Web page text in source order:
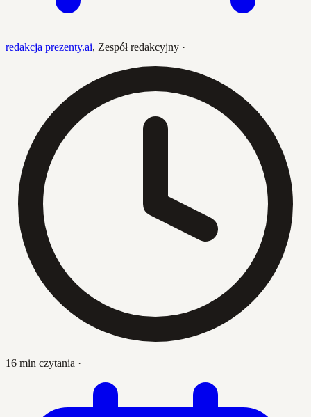
redakcja prezenty.ai, Zespół redakcyjny ·
16 min czytania ·